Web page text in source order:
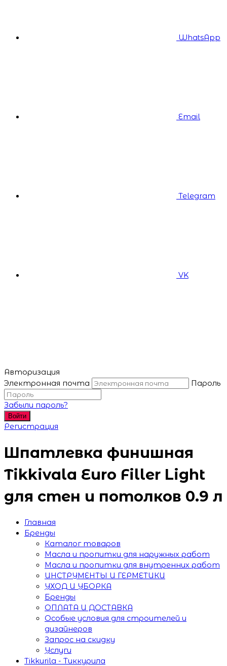
WhatsApp
Email
Telegram
VK
Авторизация
Электронная почта
Пароль
Забыли пароль?
Войти
Регистрация
Шпатлевка финишная
Tikkivala Euro Filler Light
для стен и потолков 0.9 л
Главная
Бренды
Каталог товаров
Масла и пропитки для наружных работ
Масла и пропитки для внутренних работ
ИНСТРУМЕНТЫ И ГЕРМЕТИКИ
УХОД И УБОРКА
Бренды
ОПЛАТА И ДОСТАВКА
Особые условия для строителей и
дизайнеров
Запрос на скидку
Услуги
Tikkurila - Тиккурила